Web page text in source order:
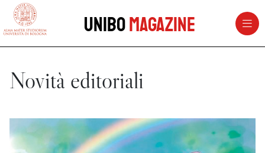
vai al contenuto della pagina
UniboMagazine
Novità editoriali